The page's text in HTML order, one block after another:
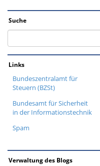
Suche
Links
Bundeszentralamt für
Steuern (BZSt)
Bundesamt für Sicherheit
in der Informationstechnik
Spam
Verwaltung des Blogs